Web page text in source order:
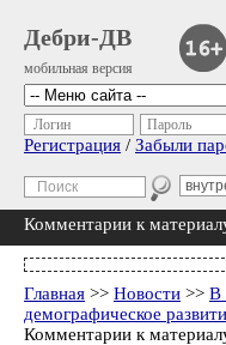
Дебри-ДВ
мобильная версия
Логин Пароль
Регистрация / Забыли
Комментарии к
Главная >> Новости >> В
демографическое
Комментарии к